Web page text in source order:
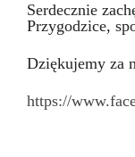
Serdecznie
Przygodzice,
Dziękujemy za
https://